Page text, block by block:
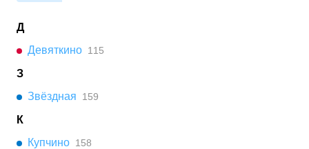
Д
Девяткино 115
З
Звёздная
159
К
Купчино 158